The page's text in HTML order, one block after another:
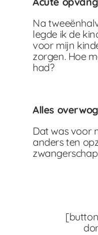
Na
legde ik de
voor mijn
zorgen. Hoe
had?
Alles
Dat was voor
anders ten